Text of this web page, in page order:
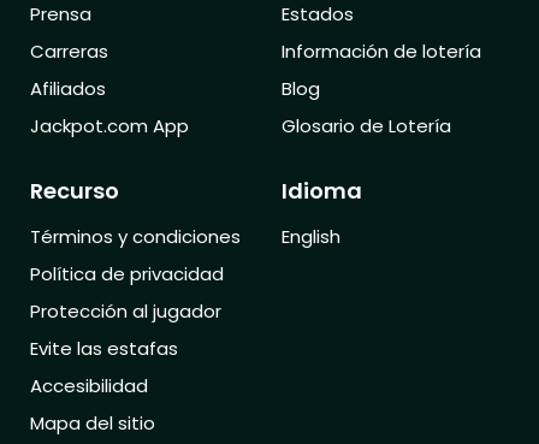
Prensa
Carreras
Afiliados
Jackpot.com App
Estados
Información de lotería
Blog
Glosario de Lotería
Recurso
Términos y condiciones
Política de privacidad
Protección al jugador
Evite las estafas
Accesibilidad
Mapa del sitio
Idioma
English